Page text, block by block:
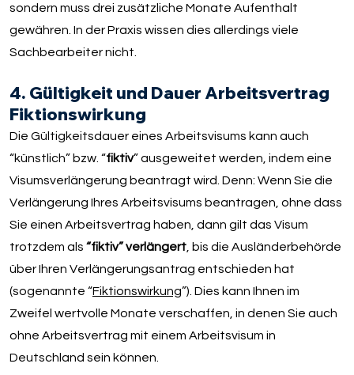
4. Gültigkeit und Dauer Arbeitsvertrag
Fiktionswirkung
Die Gültigkeitsdauer eines Arbeitsvisums kann auch
“künstlich” bzw. “fiktiv” ausgeweitet werden, indem eine
Visumsverlängerung beantragt wird. Denn: Wenn Sie die
Verlängerung Ihres Arbeitsvisums beantragen, ohne dass
Sie einen Arbeitsvertrag haben, dann gilt das Visum
trotzdem als “fiktiv” verlängert, bis die Ausländerbehörde
über Ihren Verlängerungsantrag entschieden hat
(sogenannte “Fiktionswirkung”). Dies kann Ihnen im
Zweifel wertvolle Monate verschaffen, in denen Sie auch
ohne Arbeitsvertrag mit einem Arbeitsvisum in
Deutschland sein können.
sondern muss drei zusätzliche Monate Aufenthalt
gewähren. In der Praxis wissen dies allerdings viele
Sachbearbeiter nicht.